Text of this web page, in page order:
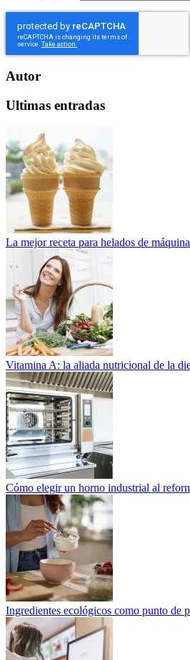
Autor
Ultimas entradas
La mejor receta para helados de
Vitamina A: la aliada nutricional de la
Cómo elegir un horno industrial al
Ingredientes ecológicos como punto de